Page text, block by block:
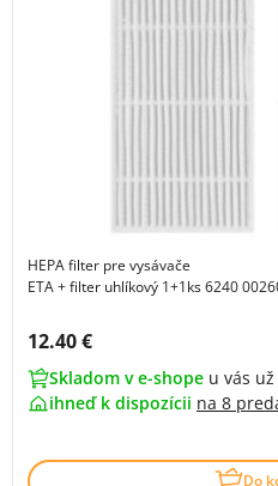
HEPA filter pre vysávače
ETA + filter uhlíkový 1+1ks 6240
Cena s DPH:
12.40 €
Skladom v e-shope u vás
ihneď k dispozícii na 8
Do